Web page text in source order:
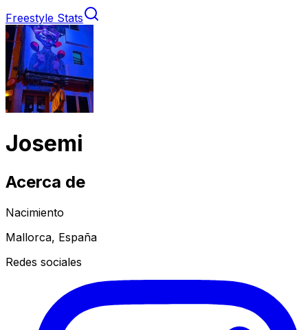
Freestyle Stats
Josemi
Acerca de
Nacimiento
Mallorca, España
Redes sociales